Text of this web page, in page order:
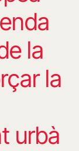
la
la
urbà